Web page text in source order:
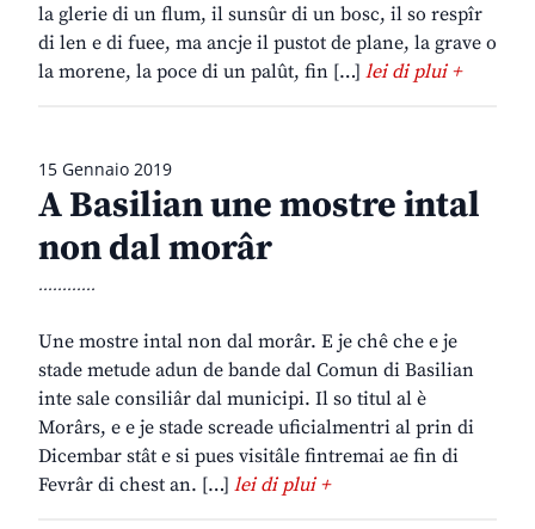
la glerie di un flum, il sunsûr di un bosc, il so respîr
di len e di fuee, ma ancje il pustot de plane, la grave o
la morene, la poce di un palût, fin […] lei di plui +
15 Gennaio 2019
A Basilian une mostre intal
non dal morâr
............
Une mostre intal non dal morâr. E je chê che e je
stade metude adun de bande dal Comun di Basilian
inte sale consiliâr dal municipi. Il so titul al è
Morârs, e e je stade screade uficialmentri al prin di
Dicembar stât e si pues visitâle fintremai ae fin di
Fevrâr di chest an. […] lei di plui +